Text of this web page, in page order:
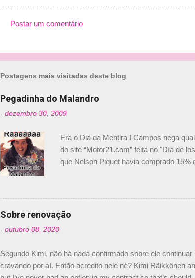
m
e
t
á
r
i
o
s
Postar um comentário
Postagens mais visitadas deste blog
Pegadinha do Malandro
- dezembro 30, 2009
Era o Dia da Mentira ! Campos nega
do site “Motor21.com” feita no "Día de
que Nelson Piquet havia comprado
dirigente foi taxativo ao declarar que o
verdade, nós recebemos uma oferta de
Senna, não podemos ter dois
Sobre renovação
- outubro 08, 2020
Segundo Kimi, não há nada confirmado sobre ele
cravando por aí. Então acredito nele né? Kimi Räikkönen